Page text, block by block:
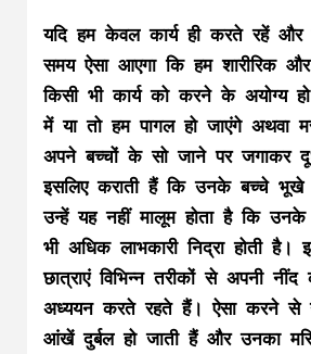
यदि हम केवल कार्य ही करते रहें
समय ऐसा आएगा कि हम शारीरिक
किसी भी कार्य को करने के अयोग्य
में या तो हम पागल हो जाएंगे अथवा
अपने बच्चों के सो जाने पर जगाकर
इसलिए कराती हैं कि उनके बच्चे
उन्हें यह नहीं मालूम होता है कि
भी अधिक लाभकारी निद्रा होती है।
छात्राएं विभिन्न तरीकों से अपनी
अध्ययन करते रहते हैं। ऐसा करने से उन
आंखें दुर्बल हो जाती हैं और उनका